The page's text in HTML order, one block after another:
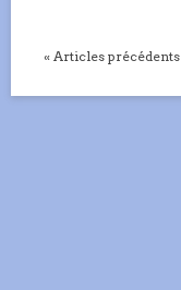
« Articles précédents